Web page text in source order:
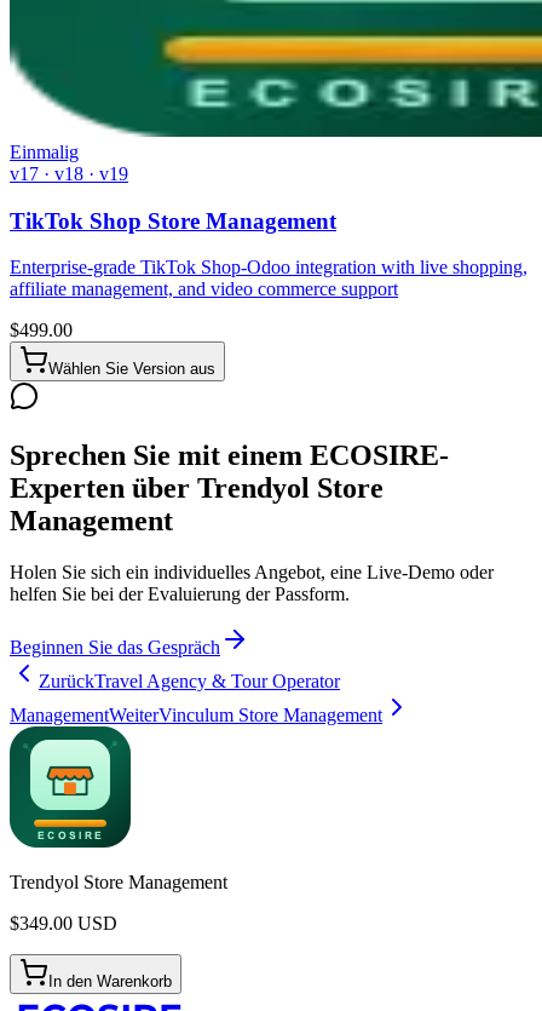
Einmalig
v17 · v18 · v19
TikTok Shop Store Management
Enterprise-grade TikTok Shop-Odoo integration with live shopping,
affiliate management, and video commerce support
$499.00
Wählen Sie Version aus
Sprechen Sie mit einem ECOSIRE-
Experten über Trendyol Store
Management
Holen Sie sich ein individuelles Angebot, eine Live-Demo oder
helfen Sie bei der Evaluierung der Passform.
Beginnen Sie das Gespräch
ZurückTravel Agency & Tour Operator
ManagementWeiterVinculum Store Management
Trendyol Store Management
$349.00 USD
In den Warenkorb